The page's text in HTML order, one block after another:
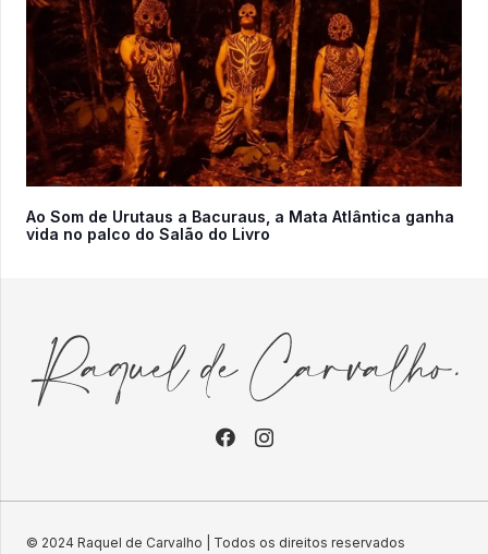
Ao Som de Urutaus a Bacuraus, a Mata Atlântica ganha
vida no palco do Salão do Livro
© 2024 Raquel de Carvalho | Todos os direitos reservados